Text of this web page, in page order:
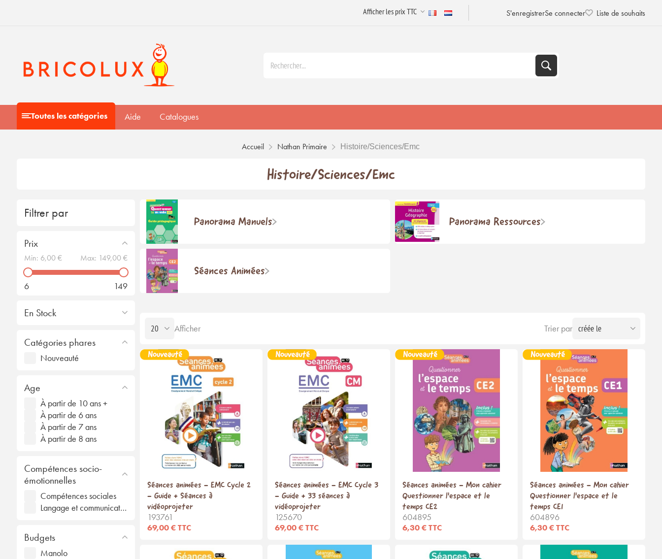
S'enregistrerSe connecter Liste de souhaits
Toutes les catégories Aide Catalogues
Accueil Nathan Primaire Histoire/Sciences/Emc
Filtrer par
Prix
Min: 6,00 € Max: 149,00 €
6 149
En Stock
Catégories phares
Nouveauté
Age
À partir de 10 ans +
À partir de 6 ans
À partir de 7 ans
À partir de 8 ans
Compétences socio-
émotionnelles
Compétences sociales
Langage et communication
Budgets
Manolo
Histoire/Sciences/Emc
Panorama Manuels Panorama Ressources
Séances Animées
Trier par
Afficher
Séances animées - EMC Cycle 2
- Guide + Séances à
vidéoprojeter
193761
69,00 € TTC
Séances animées - EMC Cycle 3
- Guide + 33 séances à
vidéoprojeter
125670
69,00 € TTC
Séances animées - Mon cahier
Questionner l'espace et le
temps CE2
604895
6,30 € TTC
Séances animées - Mon cahier
Questionner l'espace et le
temps CE1
604896
6,30 € TTC